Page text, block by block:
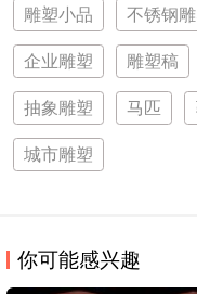
雕塑小品
不锈钢
企业雕塑
雕塑稿
抽象雕塑
马匹
城市雕塑
你可能感兴趣